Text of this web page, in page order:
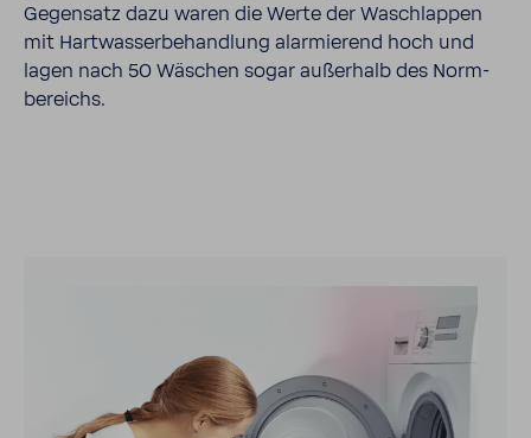
Gegen­satz dazu waren die Werte der Wasch­lappen
mit Hart­was­ser­be­hand­lung alar­mie­rend hoch und
lagen nach 50 Wäschen sogar außer­halb des Norm­
be­reichs.